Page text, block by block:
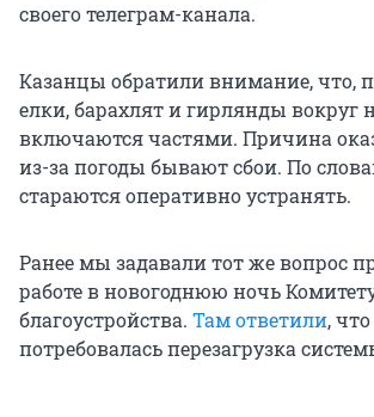
своего телеграм-канала.
Казанцы обратили внимание, что,
елки, барахлят и гирлянды вокруг
включаются частями. Причина
из-за погоды бывают сбои. По
стараются оперативно устранять.
Ранее мы задавали тот же вопрос
работе в новогоднюю ночь
благоустройства. Там ответили, что
потребовалась перезагрузка